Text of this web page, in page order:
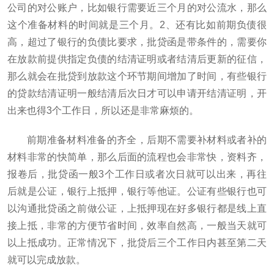
公司的对公账户，比如银行需要近三个月的对公流水，那么
这个准备材料的时间就是三个月。2、还有比如前期负债很
高，超过了银行的负债比要求，批贷函是带条件的，需要你
在放款前提供指定负债的结清证明或者结清后更新的征信，
那么就会在批贷到放款这个环节期间增加了时间，有些银行
的贷款结清证明一般结清后次日才可以申请开结清证明，开
出来也得3个工作日，所以还是非常麻烦的。
前期准备材料准备的齐全，后期不需要补材料或者补的
材料非常的快简单，那么后面的流程也会非常快，资料齐，
报卷后，批贷函一般3个工作日或者次日就可以出来，再往
后就是公证，银行上抵押，银行等他证。公证有些银行也可
以沟通批贷函之前做公证，上抵押现在好多银行都是线上直
接上抵，非常的方便节省时间，效率自然高，一般当天就可
以上抵成功。正常情况下，批贷后三个工作日内甚至第二天
就可以完成放款。